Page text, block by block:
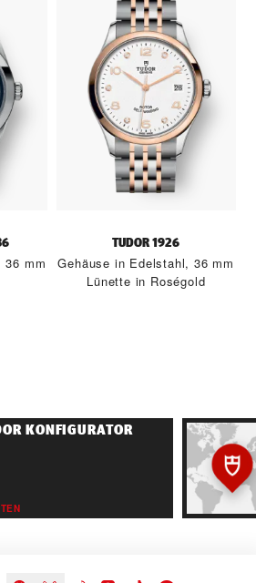
36 mm
TUDOR 1926
Gehäuse in Edelstahl, 36 mm
Lünette in Roségold
KONFIGURATOR